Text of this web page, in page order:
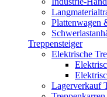
Plattenwagen
Treppensteiger
Elektrische
Lagerverkauf